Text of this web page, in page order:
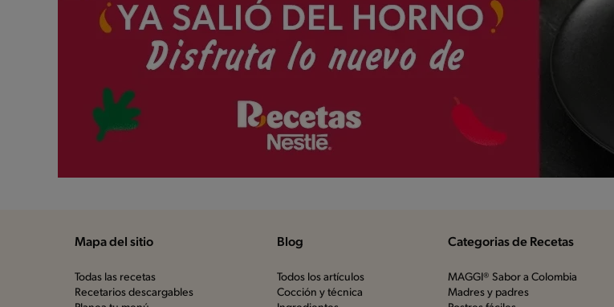
Mapa del sitio
Todas las recetas
Recetarios descargables
Blog
Todos los artículos
Cocción y técnica
Categorias de Recetas
MAGGI® Sabor a Colombia
Madres y padres